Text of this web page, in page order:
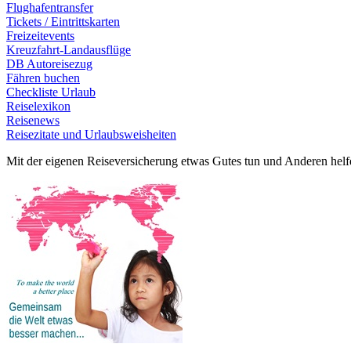
Flughafentransfer
Tickets / Eintrittskarten
Freizeitevents
Kreuzfahrt-Landausflüge
DB Autoreisezug
Fähren buchen
Checkliste Urlaub
Reiselexikon
Reisenews
Reisezitate und Urlaubsweisheiten
Mit der eigenen Reiseversicherung etwas Gutes tun und Anderen